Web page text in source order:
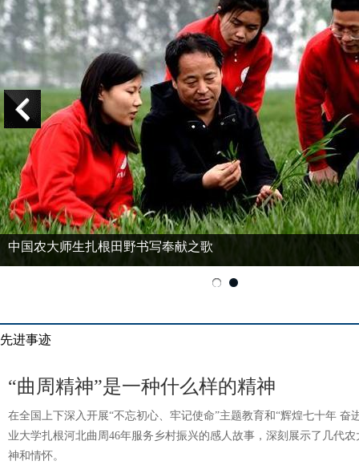
中国农大师生扎根田野书写奉献之歌
先进事迹
“曲周精神”是一种什么样的精神
在全国上下深入开展“不忘初心、牢记使命”主题教育和“辉煌七十年 奋
业大学扎根河北曲周46年服务乡村振兴的感人故事，深刻展示了几代
神和情怀。